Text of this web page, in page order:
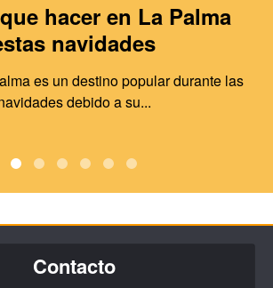
hacer en La Palma
navidades
es un destino popular durante las
debido a su...
Contacto